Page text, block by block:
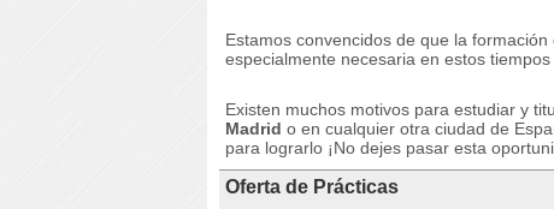
Estamos convencidos de que la
especialmente necesaria en estos tiempos
Existen muchos motivos para estudiar y
Madrid o en cualquier otra ciudad de
para lograrlo ¡No dejes pasar esta
Oferta de Prácticas